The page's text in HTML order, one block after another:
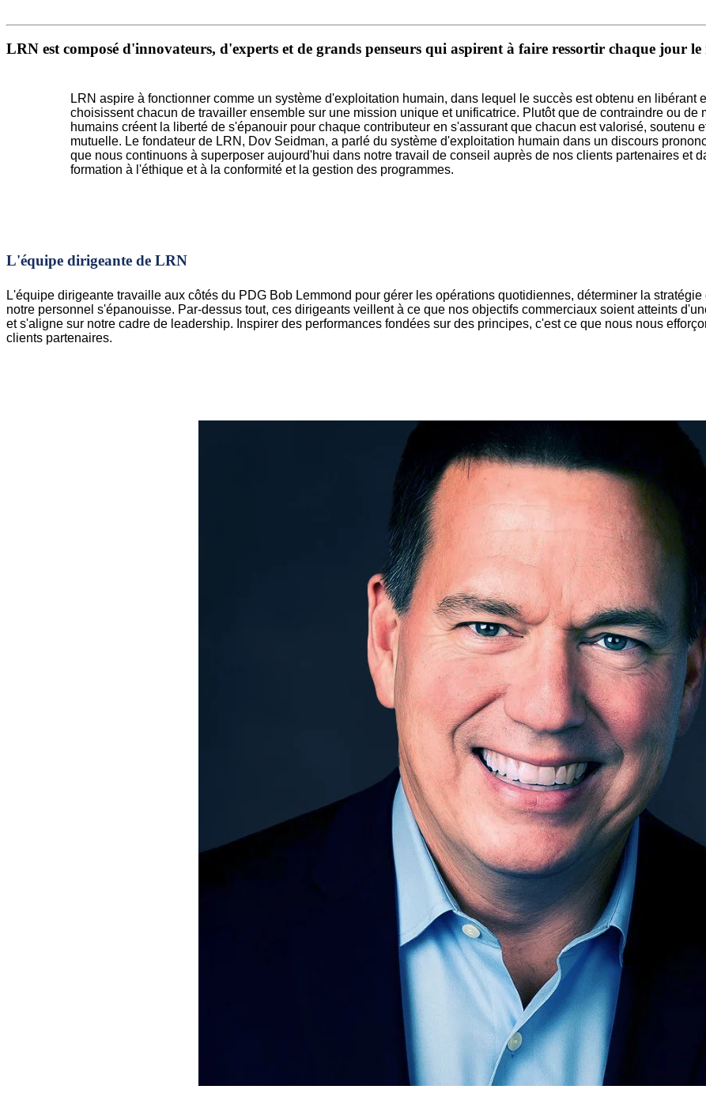
LRN est composé d'innovateurs, d'experts et de grands penseurs qui aspirent à faire ressortir chaque jour le
LRN aspire à fonctionner comme un système d'exploitation humain, dans lequel le succès est obtenu en
choisissent chacun de travailler ensemble sur une mission unique et unificatrice. Plutôt que de contraindre ou de
humains créent la liberté de s'épanouir pour chaque contributeur en s'assurant que chacun est valorisé, soutenu
mutuelle. Le fondateur de LRN, Dov Seidman, a parlé du système d'exploitation humain dans un discours
que nous continuons à superposer aujourd'hui dans notre travail de conseil auprès de nos clients partenaires et
formation à l'éthique et à la conformité et la gestion des programmes.
L'équipe dirigeante de LRN
L'équipe dirigeante travaille aux côtés du PDG Bob Lemmond pour gérer les opérations quotidiennes, déterminer la
notre personnel s'épanouisse. Par-dessus tout, ces dirigeants veillent à ce que nos objectifs commerciaux soient atteints
et s'aligne sur notre cadre de leadership. Inspirer des performances fondées sur des principes, c'est ce que nous nous
clients partenaires.